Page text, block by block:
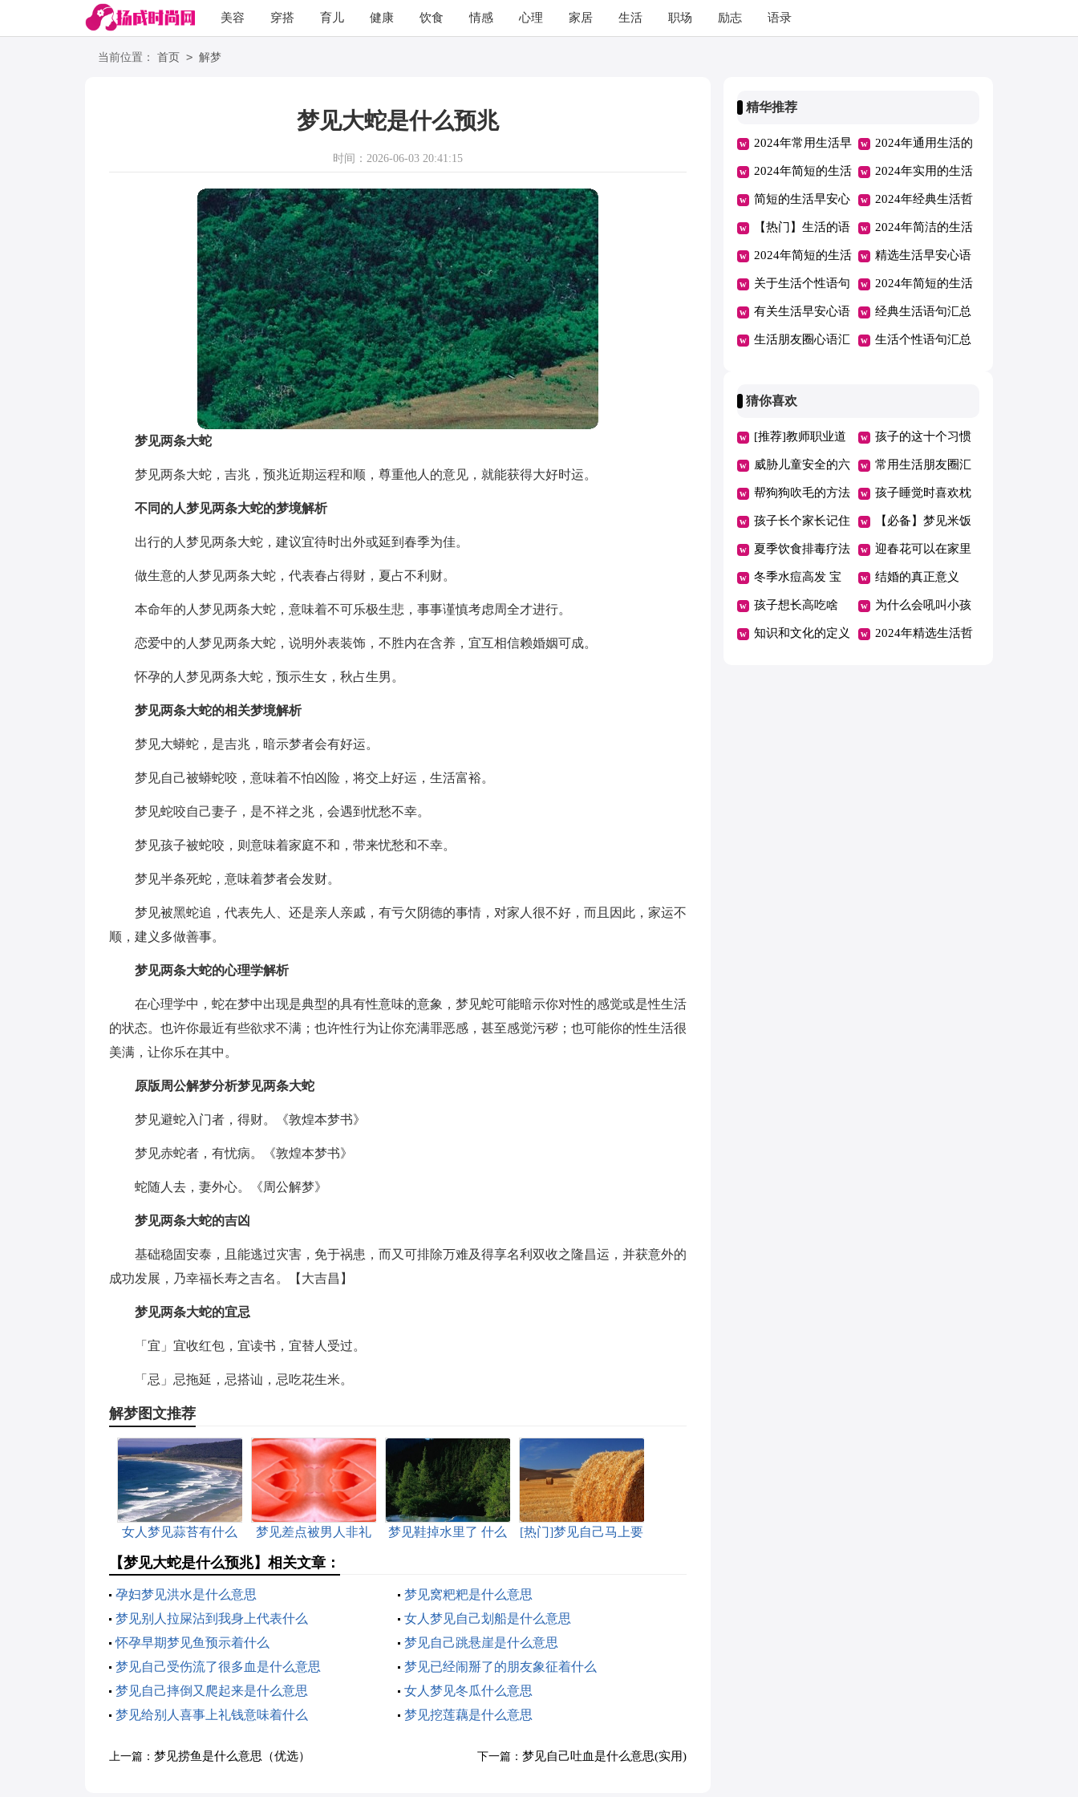
美容 穿搭 育儿 健康 饮食 情感 心理 家居 生活 职场 励志 语录
当前位置： 首页 > 解梦
梦见大蛇是什么预兆
时间：2026-06-03 20:41:15
梦见两条大蛇
梦见两条大蛇，吉兆，预兆近期运程和顺，尊重他人的意见，就能获得大好时运。
不同的人梦见两条大蛇的梦境解析
出行的人梦见两条大蛇，建议宜待时出外或延到春季为佳。
做生意的人梦见两条大蛇，代表春占得财，夏占不利财。
本命年的人梦见两条大蛇，意味着不可乐极生悲，事事谨慎考虑周全才进行。
恋爱中的人梦见两条大蛇，说明外表装饰，不胜内在含养，宜互相信赖婚姻可成。
怀孕的人梦见两条大蛇，预示生女，秋占生男。
梦见两条大蛇的相关梦境解析
梦见大蟒蛇，是吉兆，暗示梦者会有好运。
梦见自己被蟒蛇咬，意味着不怕凶险，将交上好运，生活富裕。
梦见蛇咬自己妻子，是不祥之兆，会遇到忧愁不幸。
梦见孩子被蛇咬，则意味着家庭不和，带来忧愁和不幸。
梦见半条死蛇，意味着梦者会发财。
梦见被黑蛇追，代表先人、还是亲人亲戚，有亏欠阴德的事情，对家人很不好，而且因此，家运不
顺，建义多做善事。
梦见两条大蛇的心理学解析
在心理学中，蛇在梦中出现是典型的具有性意味的意象，梦见蛇可能暗示你对性的感觉或是性生活
的状态。也许你最近有些欲求不满；也许性行为让你充满罪恶感，甚至感觉污秽；也可能你的性生活很
美满，让你乐在其中。
原版周公解梦分析梦见两条大蛇
梦见避蛇入门者，得财。《敦煌本梦书》
梦见赤蛇者，有忧病。《敦煌本梦书》
蛇随人去，妻外心。《周公解梦》
梦见两条大蛇的吉凶
基础稳固安泰，且能逃过灾害，免于祸患，而又可排除万难及得享名利双收之隆昌运，并获意外的
成功发展，乃幸福长寿之吉名。【大吉昌】
梦见两条大蛇的宜忌
「宜」宜收红包，宜读书，宜替人受过。
「忌」忌拖延，忌搭讪，忌吃花生米。
解梦图文推荐
女人梦见蒜苔有什么
梦见差点被男人非礼
梦见鞋掉水里了 什么
[热门]梦见自己马上要
【梦见大蛇是什么预兆】相关文章：
孕妇梦见洪水是什么意思
梦见窝粑粑是什么意思
梦见别人拉屎沾到我身上代表什么
女人梦见自己划船是什么意思
怀孕早期梦见鱼预示着什么
梦见自己跳悬崖是什么意思
梦见自己受伤流了很多血是什么意思
梦见已经闹掰了的朋友象征着什么
梦见自己摔倒又爬起来是什么意思
女人梦见冬瓜什么意思
梦见给别人喜事上礼钱意味着什么
梦见挖莲藕是什么意思
上一篇： 梦见捞鱼是什么意思（优选） 下一篇： 梦见自己吐血是什么意思(实用)
精华推荐
2024年常用生活早
安心语集合42句
2024年通用生活的
语句汇总75条
2024年简短的生活
的语句摘录70条
2024年实用的生活
早安心语朋友圈锦
集60条
简短的生活早安心
语朋友圈汇编35条
2024年经典生活哲
理语句汇编68句
【热门】生活的语
句集合90句
2024年简洁的生活
的语句88条
2024年简短的生活
早安心语朋友圈汇
总52句
精选生活早安心语
朋友圈大集合53句
关于生活个性语句
大全（精选180
句）
2024年简短的生活
的语句合集45条
有关生活早安心语
合集48句
经典生活语句汇总
190句精选
生活朋友圈心语汇 生活个性语句汇总
猜你喜欢
[推荐]教师职业道
德心得体会15篇
孩子的这十个习惯
太重要了
威胁儿童安全的六
大隐患
常用生活朋友圈汇
总90句精选
帮狗狗吹毛的方法 孩子睡觉时喜欢枕
胳膊易致牙齿不齐
孩子长个家长记住
什么才靠谱
【必备】梦见米饭
是什么意思
夏季饮食排毒疗法
有效轻松去湿毒
迎春花可以在家里
养吗
冬季水痘高发 宝
宝水痘护理注意5
要点
结婚的真正意义
孩子想长高吃啥
最“给力”
为什么会吼叫小孩
孩子对吼叫会感到
知识和文化的定义 2024年精选生活哲